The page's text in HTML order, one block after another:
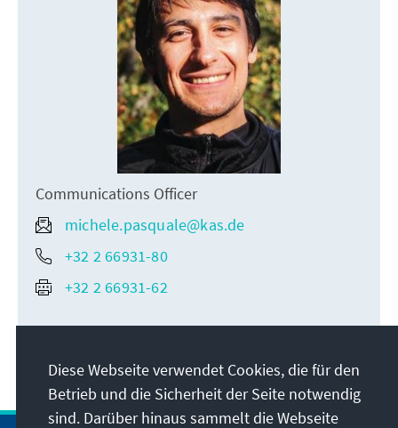
Communications Officer
michele.pasquale@kas.de
+32 2 66931-80
+32 2 66931-62
Diese Webseite verwendet Cookies, die für den
Betrieb und die Sicherheit der Seite notwendig
sind. Darüber hinaus sammelt die Webseite